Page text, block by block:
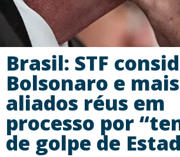
Brasil: STF
Bolsonaro e
aliados réus em
processo por
de golpe de